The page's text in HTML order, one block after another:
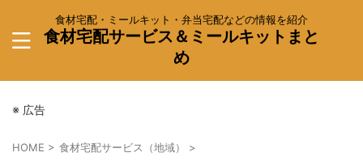
食材宅配・ミールキット・弁当宅配などの情報を紹介
食材宅配サービス＆ミールキットまと
め
※ 広告
HOME > 食材宅配サービス（地域） >